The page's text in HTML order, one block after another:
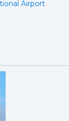
Airport